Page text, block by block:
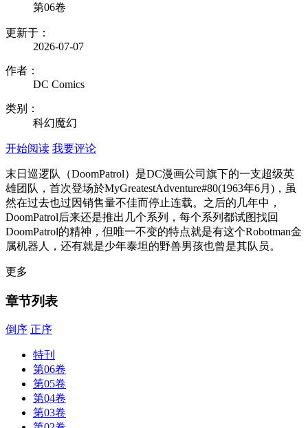
第06卷
更新于：
2026-07-07
作者：
DC Comics
类别：
科幻魔幻
开始阅读 我要评论
末日巡逻队（DoomPatrol）是DC漫画公司旗下的一支超级英
雄团队，首次登场於MyGreatestAdventure#80(1963年6月)，虽
然在过去也过因销售量不佳而停止连载。之后的几年中，
DoomPatrol后来还是推出几个系列，每个系列都试图找回
DoomPatrol的精神，但唯一不变的特点就是有这个Robotman金
属机器人，还有就是少年泰坦的野兽男孩也曾是其队员。
更多
章节列表
倒序 正序
特刊
第06卷
第05卷
第04卷
第03卷